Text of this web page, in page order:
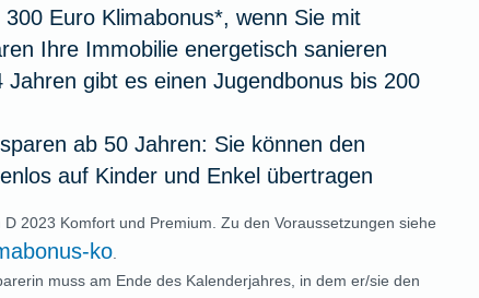
Euro Klimabonus*, wenn Sie mit
Ihre Immobilie energetisch sanieren
Jahren gibt es einen Jugendbonus bis 200
ab 50 Jahren: Sie können den
auf Kinder und Enkel übertragen
2023 Komfort und Premium. Zu den Voraussetzungen siehe
ko.
muss am Ende des Kalenderjahres, in dem er/sie den